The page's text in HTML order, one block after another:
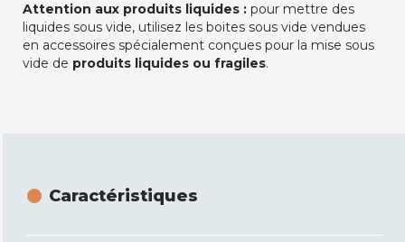
Attention aux produits liquides : pour mettre des
liquides sous vide, utilisez les boites sous vide vendues
en accessoires spécialement conçues pour la mise sous
vide de produits liquides ou fragiles.
Caractéristiques